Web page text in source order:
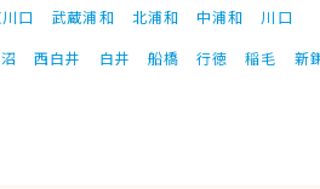
口 武蔵浦和 北浦和 中浦和
川口
西白井 白井 船橋 行徳 稲毛 新